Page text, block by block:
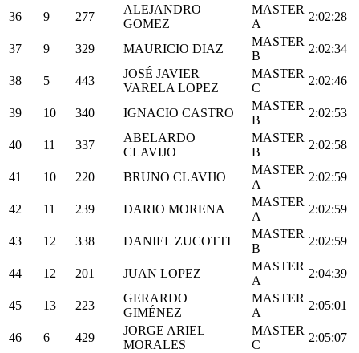
36 9 277
ALEJANDRO
GOMEZ
MASTER
A
2:02:28
37 9 329 MAURICIO DIAZ
MASTER
B
2:02:34
38 5 443
JOSÉ JAVIER
VARELA LOPEZ
MASTER
C
2:02:46
39 10 340 IGNACIO CASTRO
MASTER
B
2:02:53
40 11 337
ABELARDO
CLAVIJO
MASTER
B
2:02:58
41 10 220 BRUNO CLAVIJO
MASTER
A
2:02:59
42 11 239 DARIO MORENA
MASTER
A
2:02:59
43 12 338 DANIEL ZUCOTTI
MASTER
B
2:02:59
44 12 201 JUAN LOPEZ
MASTER
A
2:04:39
45 13 223
GERARDO
GIMÉNEZ
MASTER
A
2:05:01
46 6 429
JORGE ARIEL
MORALES
MASTER
C
2:05:07